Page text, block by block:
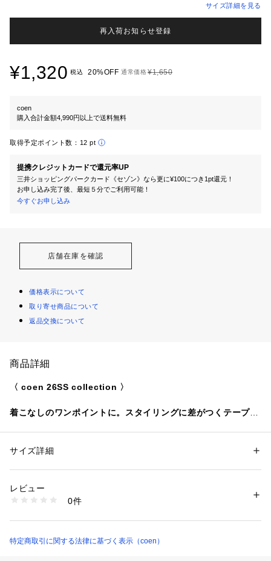
サイズ詳細を見る
再入荷お知らせ登録
¥1,320 税込 20%OFF 通常価格¥1,650
coen
購入合計金額4,990円以上で送料無料
取得予定ポイント数： 12 pt
提携クレジットカードで還元率UP
三井ショッピングパークカード《セゾン》なら更に¥100につき1pt還元！
お申し込み完了後、最短５分でご利用可能！
今すぐお申し込み
店舗在庫を確認
価格表示について
取り寄せ商品について
返品交換について
商品詳細
〈 coen 26SS collection 〉
着こなしのワンポイントに。スタイリングに差がつくテープベ
■デザイン/素材
リエーション豊富で、色違いで集めたくなるアイテム。
性別：メンズ
洗濯：-
※詳しい洗濯方法については、商品の品質表示タグをご覧ください
75866000001 （ショップ）
サイズ詳細
レビュー
0件
特定商取引に関する法律に基づく表示（coen）